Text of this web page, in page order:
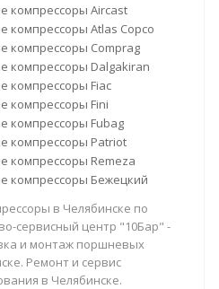
компрессоры Aircast
компрессоры Atlas Copco
компрессоры Comprag
компрессоры Dalgakiran
компрессоры Fiac
компрессоры Fini
компрессоры Fubag
компрессоры Patriot
компрессоры Remeza
компрессоры Бежецкий
в Челябинске по
сервисный центр "10Бар" -
и монтаж поршневых
Ремонт и сервис
в Челябинске.